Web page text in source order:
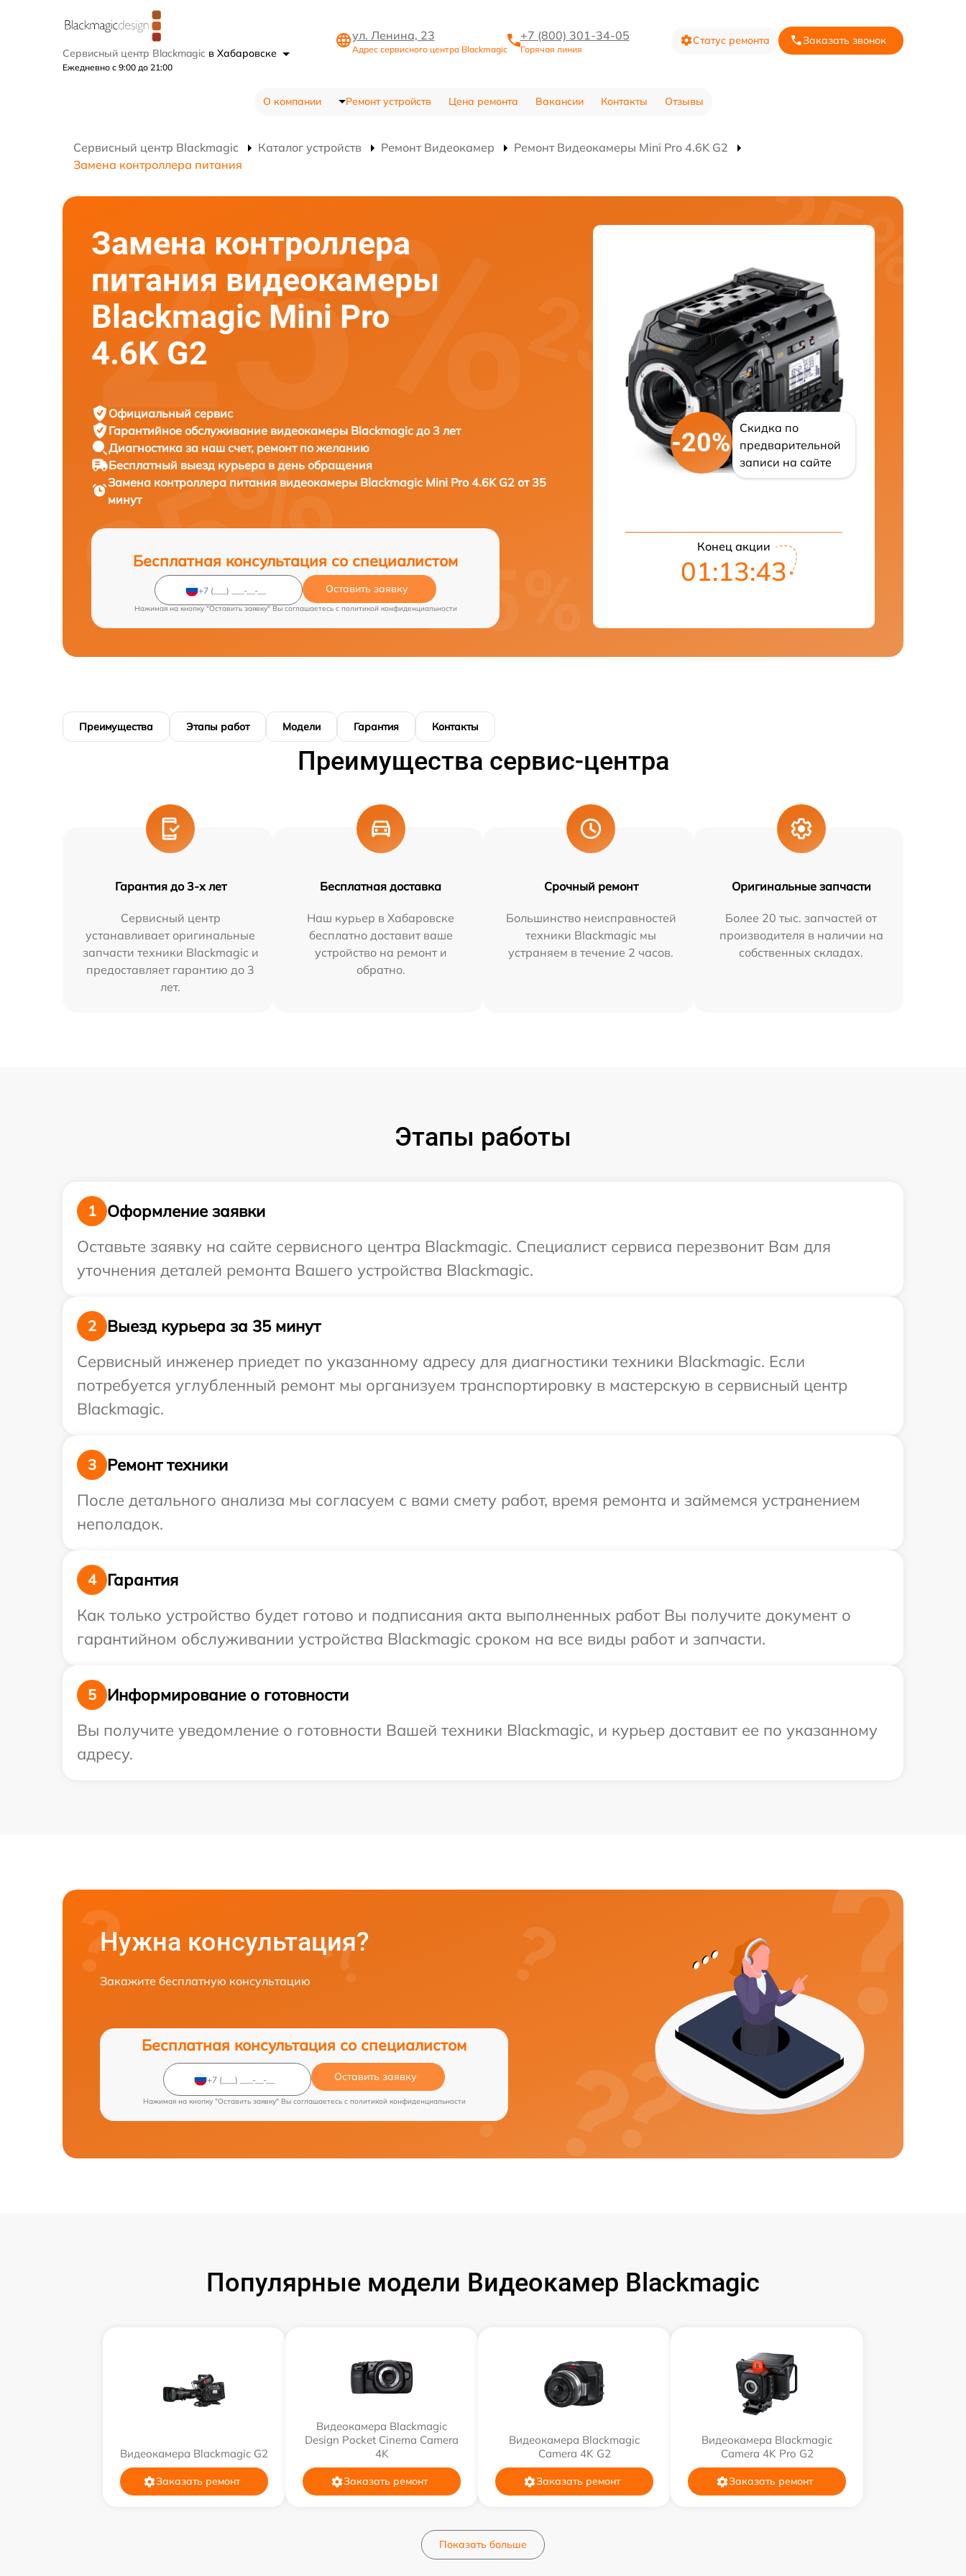
Сервисный центр Blackmagic в Хабаровске
Ежедневно с 9:00 до 21:00
ул. Ленина, 23
Адрес сервисного центра Blackmagic
+7 (800) 301-34-05
Горячая линия
Статус ремонта Заказать звонок
О компании Ремонт устройств Цена ремонта Вакансии Контакты Отзывы
Сервисный центр Blackmagic Каталог устройств Ремонт Видеокамер
Ремонт Видеокамеры Mini Pro 4.6K G2
Замена контроллера питания
Замена контроллера
питания видеокамеры
Blackmagic Mini Pro
4.6K G2
Официальный сервис
Гарантийное обслуживание видеокамеры Blackmagic до 3 лет
Диагностика за наш счет, ремонт по желанию
Бесплатный выезд курьера в день обращения
Замена контроллера питания видеокамеры Blackmagic Mini Pro 4.6K G2 от 35
минут
Бесплатная консультация со специалистом
Оставить заявку
Нажимая на кнопку "Оставить заявку" Вы соглашаетесь c политикой конфиденциальности
-20%
Скидка по
предварительной
записи на сайте
Конец акции
01:13:42
Преимущества Этапы работ Модели Гарантия Контакты
Преимущества сервис-центра
Гарантия до 3-х лет
Сервисный центр
устанавливает оригинальные
запчасти техники Blackmagic и
предоставляет гарантию до 3
лет.
Бесплатная доставка
Наш курьер в Хабаровске
бесплатно доставит ваше
устройство на ремонт и
обратно.
Срочный ремонт
Большинство неисправностей
техники Blackmagic мы
устраняем в течение 2 часов.
Оригинальные запчасти
Более 20 тыс. запчастей от
производителя в наличии на
собственных складах.
Этапы работы
1
Оформление заявки
Оставьте заявку на сайте сервисного центра Blackmagic. Специалист сервиса перезвонит Вам для
уточнения деталей ремонта Вашего устройства Blackmagic.
2
Выезд курьера за 35 минут
Сервисный инженер приедет по указанному адресу для диагностики техники Blackmagic. Если
потребуется углубленный ремонт мы организуем транспортировку в мастерскую в сервисный центр
Blackmagic.
3
Ремонт техники
После детального анализа мы согласуем с вами смету работ, время ремонта и займемся устранением
неполадок.
4
Гарантия
Как только устройство будет готово и подписания акта выполненных работ Вы получите документ о
гарантийном обслуживании устройства Blackmagic сроком на все виды работ и запчасти.
5
Информирование о готовности
Вы получите уведомление о готовности Вашей техники Blackmagic, и курьер доставит ее по указанному
адресу.
Нужна консультация?
Закажите бесплатную консультацию
Бесплатная консультация со специалистом
Оставить заявку
Нажимая на кнопку "Оставить заявку" Вы соглашаетесь c политикой конфиденциальности
Популярные модели Видеокамер Blackmagic
Видеокамера Blackmagic G2
Заказать ремонт
Видеокамера Blackmagic
Design Pocket Cinema Camera
4K
Заказать ремонт
Видеокамера Blackmagic
Camera 4K G2
Заказать ремонт
Видеокамера Blackmagic
Camera 4K Pro G2
Заказать ремонт
Показать больше